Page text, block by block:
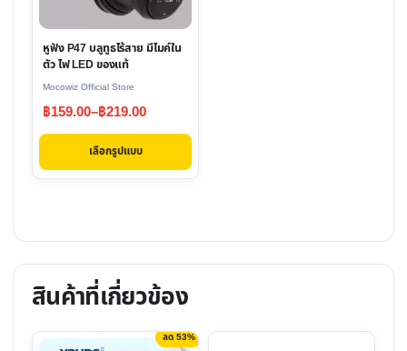
หูฟัง P47 บลูทูธไร้สาย มีไมค์ใน
ตัว ไฟ LED ของแท้
Mocowiz Official Store
฿159.00–฿219.00
Price
range:
through
เลือกรูปแบบ
options
may
chosen
on
the
product
สินค้าที่เกี่ยวข้อง
ลด 53%